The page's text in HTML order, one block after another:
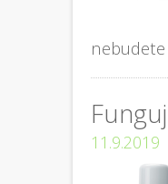
11.9.2019